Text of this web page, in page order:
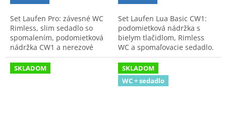
Set Laufen Pro: závesné WC
Rimless, slim sedadlo so
spomalením, podomietková
nádržka CW1 a nerezové
tlačidlo. Kvalitné
spracovanie za akciovú
cenu.
Set Laufen Lua Basic CW1:
podomietková nádržka s
bielym tlačidlom, Rimless
WC a spomaľovacie sedadlo.
Praktické a hygienické
riešenie pre modernú
kúpeľňu.
SKLADOM
SKLADOM
WC + sedadlo